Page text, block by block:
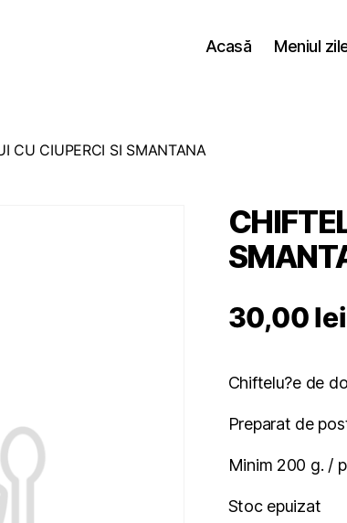
Acasă Meniul
CU CIUPERCI SI SMANTANA
30,00lei
Chiftelu?e de
Preparat de
Minim 200 g. /
Stoc epuizat